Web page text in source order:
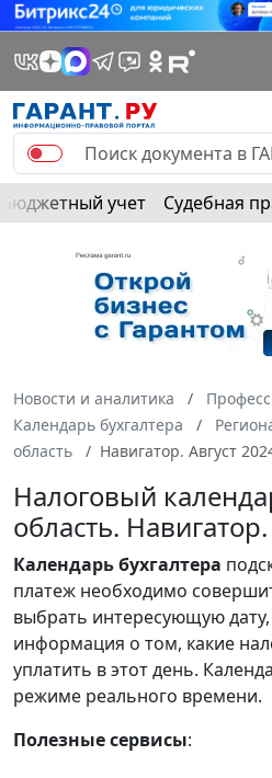
Бюджетный учет Судебная
Новости и аналитика
Календарь бухгалтера
область
Навигатор. Август
Налоговый
область.
Календарьбухгалтера
платеж необходимо
выбрать интересующую
информация о том, какие
уплатить в этот день.
режиме реального времени.
Полезные сервисы: